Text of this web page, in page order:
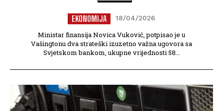
EKONOMIJA 18/04/2026
Ministar finansija Novica Vuković, potpisao je u
Vašingtonu dva strateški izuzetno važna ugovora sa
Svjetskom bankom, ukupne vrijednosti 58...